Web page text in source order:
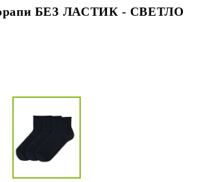
БЕЗ ЛАСТИК - СВЕТЛО